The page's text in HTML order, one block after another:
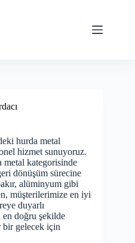
hurda metal
hizmet sunuyoruz.
metal kategorisinde
dönüşüm sürecine
alüminyum gibi
müşterilerimize en iyi
duyarlı
en doğru şekilde
gelecek için